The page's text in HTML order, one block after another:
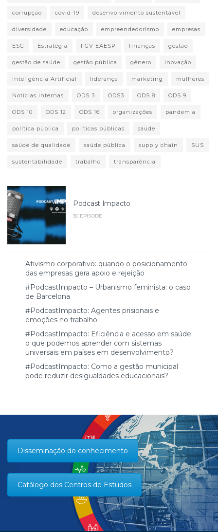
corrupção covid-19 desenvolvimento sustentável
diversidade educação empreendedorismo empresas
ESG Estratégia FGV EAESP finanças gestão
gestão de saúde gestão pública gênero inovação
Inteligência Artificial liderança marketing mulheres
Notícias internas ODS 3 ODS3 ODS 8 ODS 9
ODS 10 ODS 12 ODS 16 organizações pandemia
política pública políticas públicas saúde
saúde de qualidade saúde pública supply chain SUS
sustentabilidade trabalho transparência
Podcast Impacto
30 EPISODE
Ativismo corporativo: quando o posicionamento
das empresas gera apoio e rejeição
#PodcastImpacto – Urbanismo feminista: o caso
de Barcelona
#PodcastImpacto: Agentes prisionais e
emoções no trabalho
#PodcastImpacto: Eficiência e acesso em saúde:
o que podemos aprender com sistemas
universais em países em desenvolvimento?
#PodcastImpacto: Como a gestão municipal
pode reduzir desigualdades educacionais?
Disseminação do conhecimento
Catálogo dos Centros de Estudos